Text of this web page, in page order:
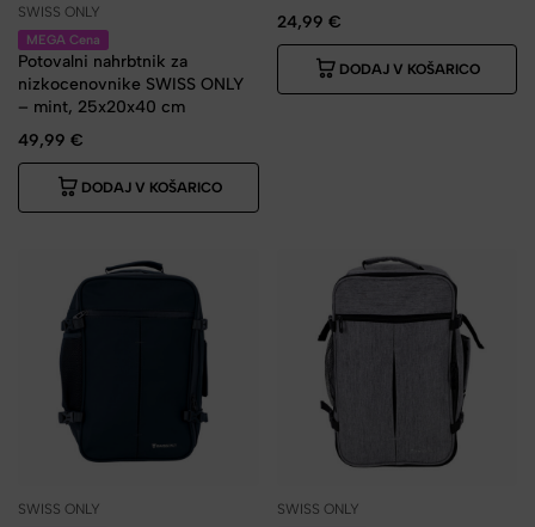
SWISS ONLY
MEGA Cena
Potovalni nahrbtnik za
nizkocenovnike SWISS ONLY
– mint, 25x20x40 cm
49,99 €
DODAJ V KOŠARICO
24,99 €
DODAJ V KOŠARICO
SWISS ONLY SWISS ONLY